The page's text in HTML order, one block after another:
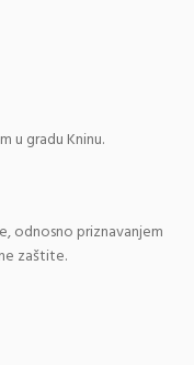
u gradu Kninu.
odnosno priznavanjem
zaštite.